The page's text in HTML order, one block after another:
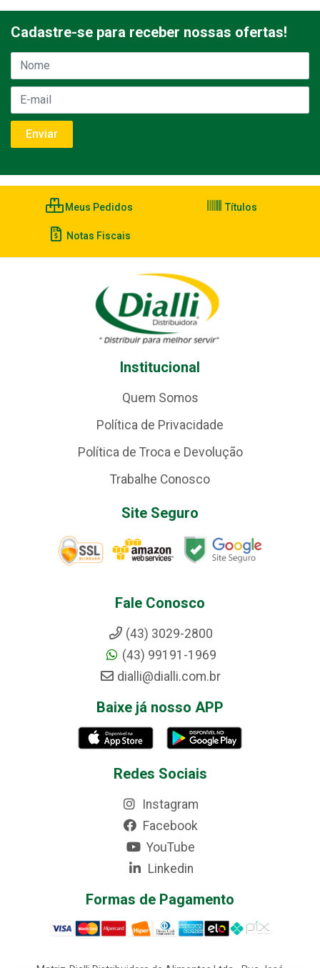
Cadastre-se para receber nossas ofertas!
Meus Pedidos Títulos
Notas Fiscais
Institucional
Quem Somos
Política de Privacidade
Política de Troca e Devolução
Trabalhe Conosco
Site Seguro
Fale Conosco
(43) 3029-2800
(43) 99191-1969
dialli@dialli.com.br
Baixe já nosso APP
Redes Sociais
Instagram
Facebook
YouTube
Linkedin
Formas de Pagamento